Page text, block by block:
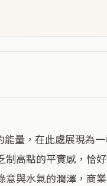
制高點的平實感，恰
意與水氣的潤澤，商